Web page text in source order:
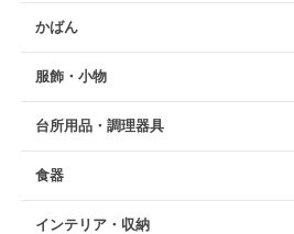
かばん
服飾・小物
台所用品・調理器具
食器
インテリア・収納